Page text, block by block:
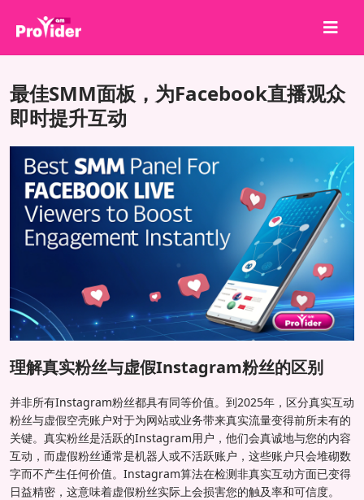
关于我们
注册
服务
API
最佳SMM面板，为Facebook直播观众
即时提升互动
理解真实粉丝与虚假Instagram粉丝的区别
并非所有Instagram粉丝都具有同等价值。到2025年，区分真实互动
粉丝与虚假空壳账户对于为网站或业务带来真实流量变得前所未有的
关键。真实粉丝是活跃的Instagram用户，他们会真诚地与您的内容
互动，而虚假粉丝通常是机器人或不活跃账户，这些账户只会堆砌数
字而不产生任何价值。Instagram算法在检测非真实互动方面已变得
日益精密，这意味着虚假粉丝实际上会损害您的触及率和可信度。